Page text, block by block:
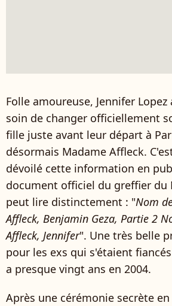
Folle amoureuse, Jennifer
soin de changer officiellement
fille juste avant leur départ à
désormais Madame Affleck.
dévoilé cette information en
document officiel du greffier du
peut lire distinctement : "Nom
Affleck, Benjamin Geza, Partie 2
Affleck, Jennifer". Une très belle
pour les exs qui s'étaient
a presque vingt ans en 2004.
Après une cérémonie secrète